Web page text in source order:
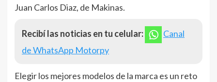
Juan Carlos Diaz, de Makinas.
Recibí las noticias en tu celular:
Canal
de WhatsApp Motorpy
Elegir los mejores modelos de la marca es un reto